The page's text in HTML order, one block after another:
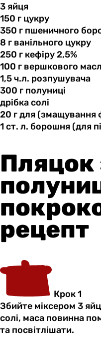
3 яйця
150 г цукру
350 г пшеничного
8 г ванільного цукру
250 г кефіру2,5%
100 г вершкового
1,5 ч.л. розпушувача
300 г полуниці
дрібка солі
20 гдля(змащування
1 ст. л. борошня (для
Пляцок
рецепт
Крок 1
Збийте міксером 3
солі, маса повинна
та посвітлішати.